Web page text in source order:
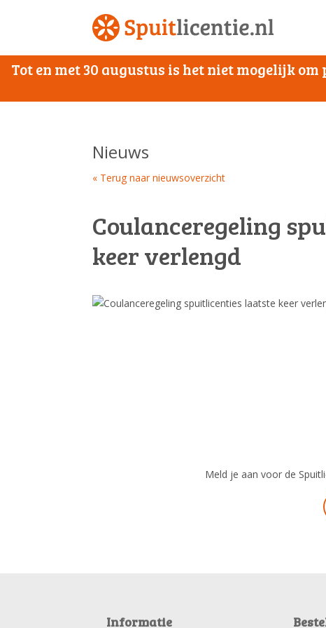
Tot en met 30 augustus is het niet mogelijk
Nieuws
« Terug naar nieuwsoverzicht
Coulanceregeling
keer verlengd
Meld je aan voor de
Informatie